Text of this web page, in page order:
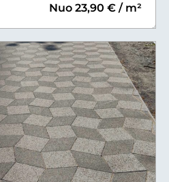
Nuo 23,90 € / m²